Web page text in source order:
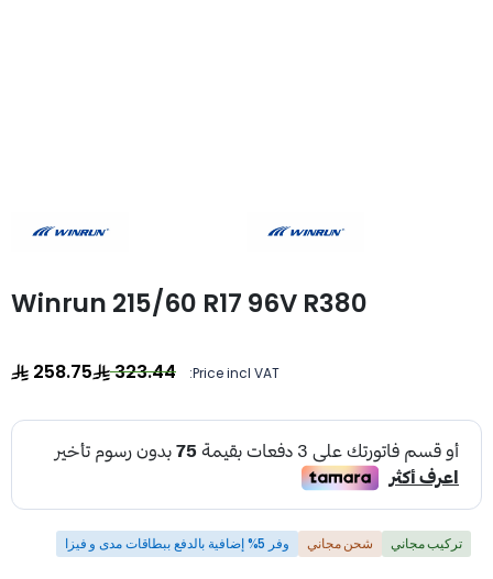
Winrun 215/60 R17 96V R380
Price incl VAT:
323.44
258.75
تركيب مجاني شحن مجاني وفر 5% إضافية بالدفع ببطاقات مدى و فيزا